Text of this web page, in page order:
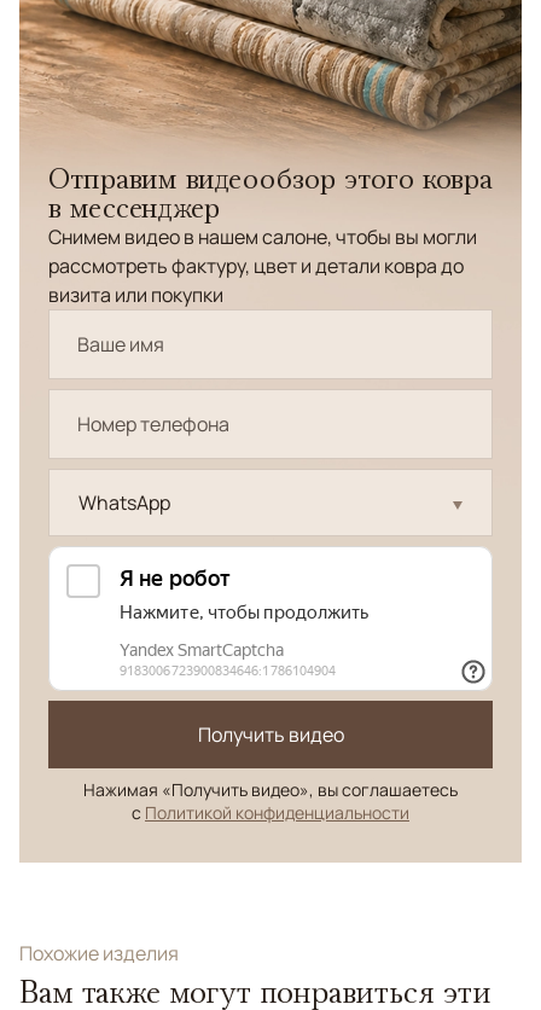
Отправим видеообзор этого ковра
в мессенджер
Снимем видео в нашем салоне, чтобы вы могли
рассмотреть фактуру, цвет и детали ковра до
визита или покупки
WhatsApp
Получить видео
Нажимая «Получить видео», вы соглашаетесь
с Политикой конфиденциальности
Похожие изделия
Вам также могут понравиться эти